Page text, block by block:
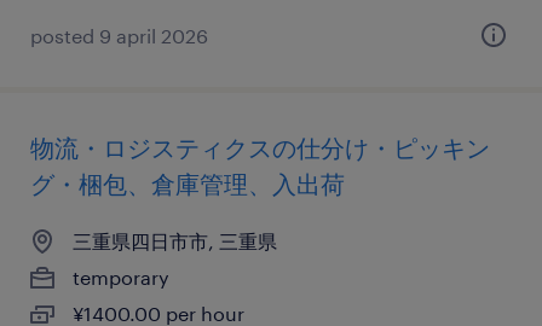
posted 9 april 2026
物流・ロジスティクスの仕分け・ピッキン
グ・梱包、倉庫管理、入出荷
三重県四日市市, 三重県
temporary
¥1400.00 per hour